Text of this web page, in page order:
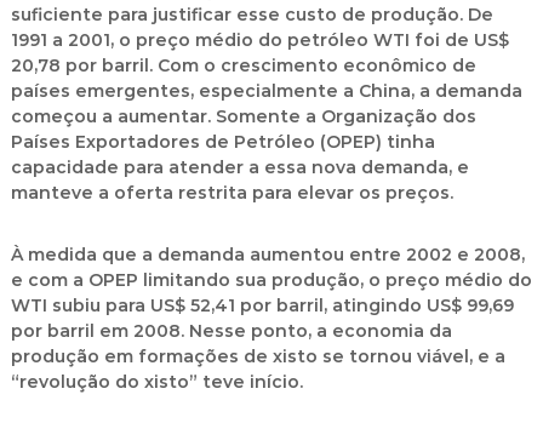
suficiente para justificar esse custo de produção. De
1991 a 2001, o preço médio do petróleo WTI foi de US$
20,78 por barril. Com o crescimento econômico de
países emergentes, especialmente a China, a demanda
começou a aumentar. Somente a Organização dos
Países Exportadores de Petróleo (OPEP) tinha
capacidade para atender a essa nova demanda, e
manteve a oferta restrita para elevar os preços.
À medida que a demanda aumentou entre 2002 e 2008,
e com a OPEP limitando sua produção, o preço médio do
WTI subiu para US$ 52,41 por barril, atingindo US$ 99,69
por barril em 2008. Nesse ponto, a economia da
produção em formações de xisto se tornou viável, e a
“revolução do xisto” teve início.